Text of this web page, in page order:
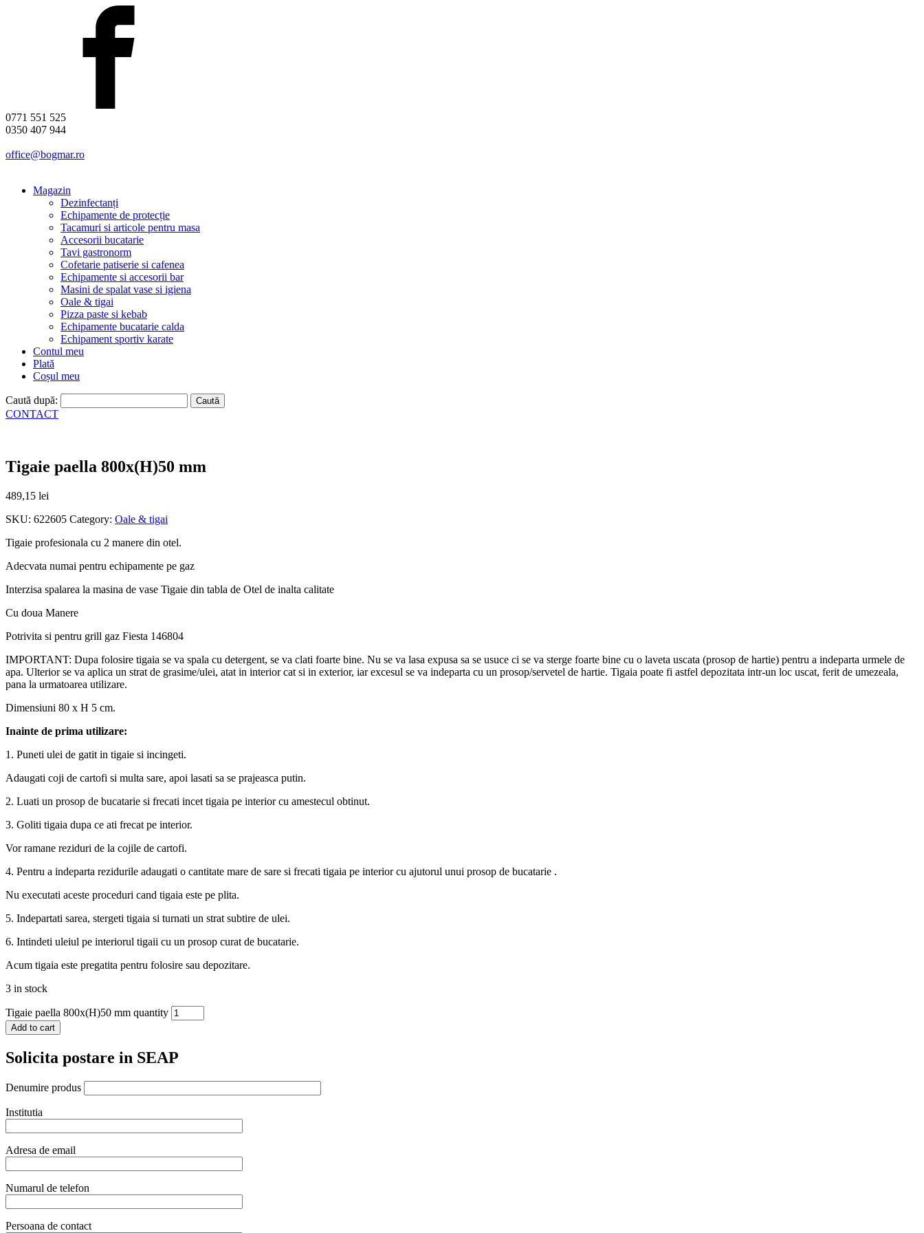
0771 551 525
0350 407 944
office@bogmar.ro
Magazin
Dezinfectanți
Echipamente de protecție
Tacamuri si articole pentru masa
Accesorii bucatarie
Tavi gastronorm
Cofetarie patiserie si cafenea
Echipamente si accesorii bar
Masini de spalat vase si igiena
Oale & tigai
Pizza paste si kebab
Echipamente bucatarie calda
Echipament sportiv karate
Contul meu
Plată
Coșul meu
Caută după:
CONTACT
Tigaie paella 800x(H)50 mm
489,15 lei
SKU: 622605 Category: Oale & tigai
Tigaie profesionala cu 2 manere din otel.
Adecvata numai pentru echipamente pe gaz
Interzisa spalarea la masina de vase Tigaie din tabla de Otel de inalta calitate
Cu doua Manere
Potrivita si pentru grill gaz Fiesta 146804
IMPORTANT: Dupa folosire tigaia se va spala cu detergent, se va clati foarte bine. Nu se va lasa expusa sa se usuce ci se va sterge foarte bine cu o laveta uscata (prosop de hartie) pentru a indeparta urmele de
apa. Ulterior se va aplica un strat de grasime/ulei, atat in interior cat si in exterior, iar excesul se va indeparta cu un prosop/servetel de hartie. Tigaia poate fi astfel depozitata intr-un loc uscat, ferit de umezeala,
pana la urmatoarea utilizare.
Dimensiuni 80 x H 5 cm.
Inainte de prima utilizare:
1. Puneti ulei de gatit in tigaie si incingeti.
Adaugati coji de cartofi si multa sare, apoi lasati sa se prajeasca putin.
2. Luati un prosop de bucatarie si frecati incet tigaia pe interior cu amestecul obtinut.
3. Goliti tigaia dupa ce ati frecat pe interior.
Vor ramane reziduri de la cojile de cartofi.
4. Pentru a indeparta rezidurile adaugati o cantitate mare de sare si frecati tigaia pe interior cu ajutorul unui prosop de bucatarie .
Nu executati aceste proceduri cand tigaia este pe plita.
5. Indepartati sarea, stergeti tigaia si turnati un strat subtire de ulei.
6. Intindeti uleiul pe interiorul tigaii cu un prosop curat de bucatarie.
Acum tigaia este pregatita pentru folosire sau depozitare.
3 in stock
Tigaie paella 800x(H)50 mm quantity
Add to cart
Solicita postare in SEAP
Denumire produs
Institutia
Adresa de email
Numarul de telefon
Persoana de contact